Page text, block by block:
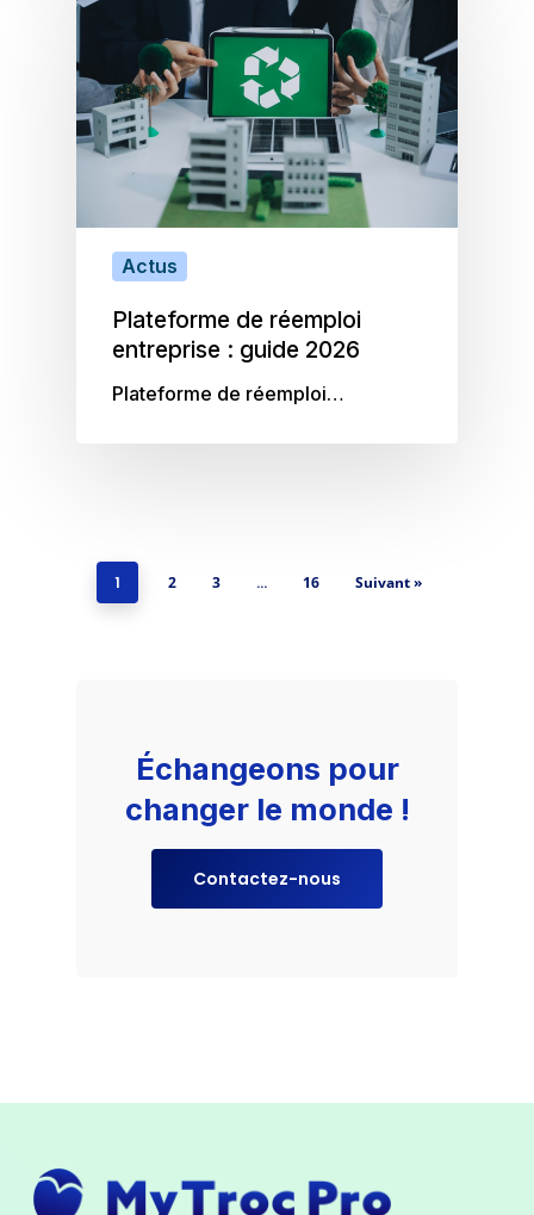
Actus
Plateforme de réemploi
entreprise : guide 2026
Plateforme de réemploi…
1 2 3 … 16 Suivant »
Échangeons pour
changer le monde !
Contactez-nous